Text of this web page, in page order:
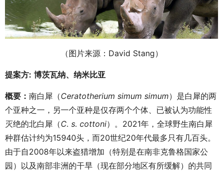
（图片来源：David Stang）
提案方: 博茨瓦纳、纳米比亚
概要： 南白犀（Ceratotherium simum simum）是白犀的两
个亚种之一，另一个亚种是仅存两个个体、已被认为功能性
灭绝的北白犀（C. s. cottoni）。2021年，全球野生南白犀
种群估计约为15940头，而20世纪20年代最多只有几百头。
由于自2008年以来盗猎增加（特别是在南非克鲁格国家公
园）以及南部非洲的干旱（现在部分地区有所缓解）的共同